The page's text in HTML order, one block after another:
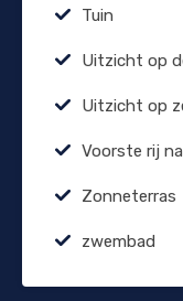
Tuin
Uitzicht op
Uitzicht op
Voorste rij
Zonneterras
zwembad